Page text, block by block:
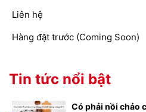
Liên hệ
Hàng đặt trước (Coming Soon)
Tin tức nổi bật
Có phải nồi chảo